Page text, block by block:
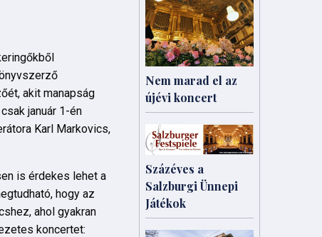
akit manapság
január 1-én
Karl Markovics,
is érdekes lehet a
hogy az
ahol gyakran
koncertet:
Nem marad el az
újévi koncert
Százéves a
Salzburgi Ünnepi
Játékok